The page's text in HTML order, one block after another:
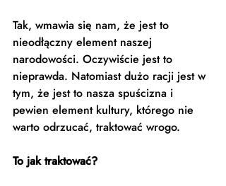
Tak, wmawia się nam, że jest to
nieodłączny element naszej
narodowości. Oczywiście jest to
nieprawda. Natomiast dużo racji jest w
tym, że jest to nasza spuścizna i
pewien element kultury, którego nie
warto odrzucać, traktować wrogo.
To jak traktować?